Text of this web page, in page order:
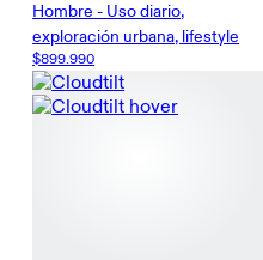
Hombre - Uso diario,
exploración urbana, lifestyle
$899.990